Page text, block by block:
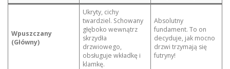
Wpuszczany
(Główny)
Ukryty, cichy
twardziel. Schowany
głęboko wewnątrz
skrzydła
drzwiowego,
obsługuje wkładkę i
klamkę.
Absolutny
fundament. To on
decyduje, jak mocno
drzwi trzymają się
futryny!